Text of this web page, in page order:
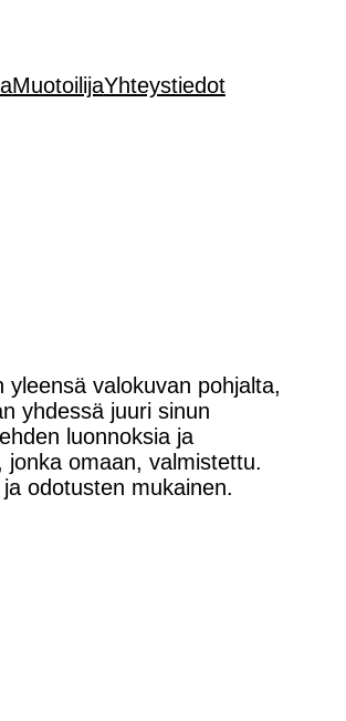
MuotoilijaYhteystiedot
valokuvan pohjalta,
yhdessä juuri sinun
luonnoksia ja
omaan, valmistettu.
odotusten mukainen.